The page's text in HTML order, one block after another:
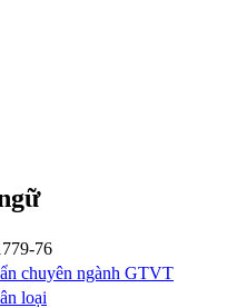
76
chuyên ngành GTVT
loại